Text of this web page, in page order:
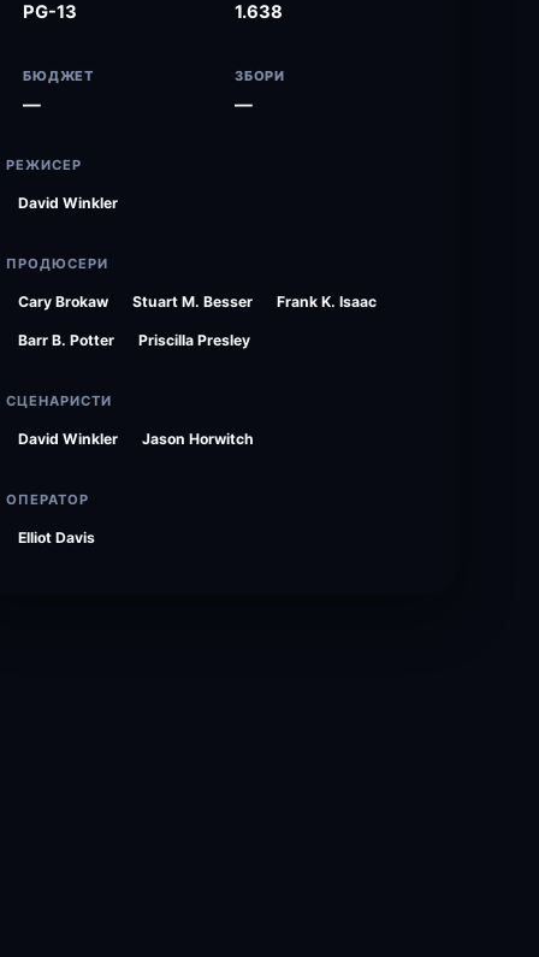
PG-13 1.638
БЮДЖЕТ
—
ЗБОРИ
—
РЕЖИСЕР
David Winkler
ПРОДЮСЕРИ
Cary Brokaw Stuart M. Besser Frank K. Isaac
Barr B. Potter Priscilla Presley
СЦЕНАРИСТИ
David Winkler Jason Horwitch
ОПЕРАТОР
Elliot Davis